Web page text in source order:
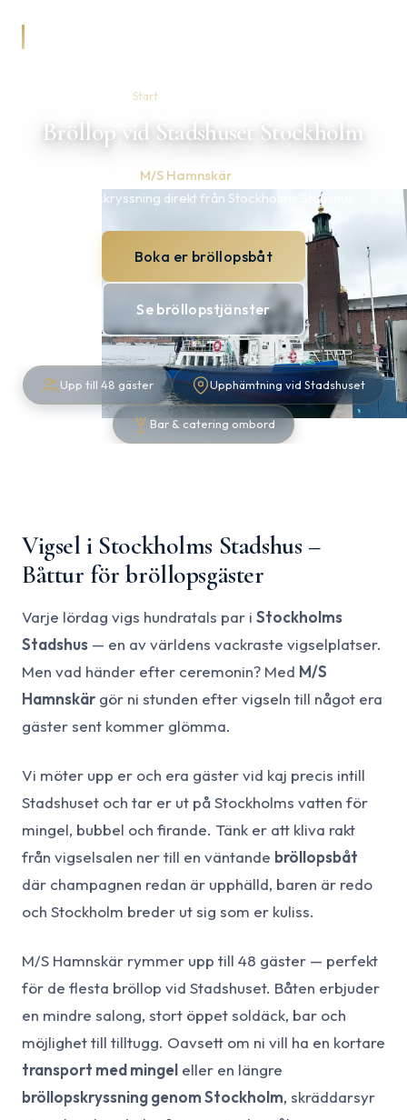
Start/
Bröllop vid Stadshuset Stockholm
M/S Hamnskär
bröllopskryssning direkt från Stockholms Stadshus
Boka er bröllopsbåt
Se bröllopstjänster
Upp till 48 gäster Upphämtning vid Stadshuset
Bar & catering ombord
Vigsel i Stockholms Stadshus –
Båttur för bröllopsgäster
Varje lördag vigs hundratals par i Stockholms
Stadshus — en av världens vackraste vigselplatser.
Men vad händer efter ceremonin? Med M/S
Hamnskär gör ni stunden efter vigseln till något era
gäster sent kommer glömma.
Vi möter upp er och era gäster vid kaj precis intill
Stadshuset och tar er ut på Stockholms vatten för
mingel, bubbel och firande. Tänk er att kliva rakt
från vigselsalen ner till en väntande bröllopsbåt
där champagnen redan är upphälld, baren är redo
och Stockholm breder ut sig som er kuliss.
M/S Hamnskär rymmer upp till 48 gäster — perfekt
för de flesta bröllop vid Stadshuset. Båten erbjuder
en mindre salong, stort öppet soldäck, bar och
möjlighet till tilltugg. Oavsett om ni vill ha en kortare
transport med mingel eller en längre
bröllopskryssning genom Stockholm, skräddarsyr